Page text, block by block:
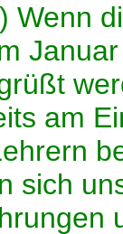
Wenn
am
sich